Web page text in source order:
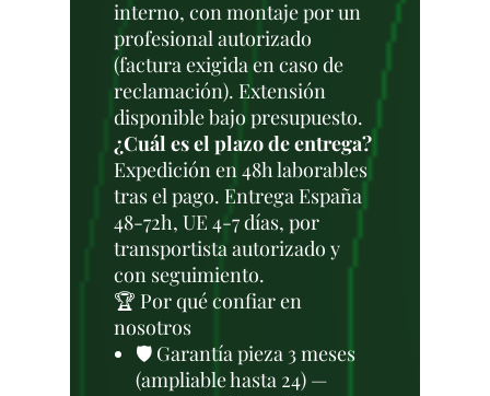
interno, con montaje por un
profesional autorizado
(factura exigida en caso de
reclamación). Extensión
disponible bajo presupuesto.
¿Cuál es el plazo de entrega?
Expedición en 48h laborables
tras el pago. Entrega España
48-72h, UE 4-7 días, por
transportista autorizado y
con seguimiento.
🏆 Por qué confiar en
nosotros
🛡️ Garantía pieza 3 meses
(ampliable hasta 24) —